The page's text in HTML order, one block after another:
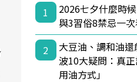
1
2026七夕什麼時
與3習俗8禁忌一
2
大豆油、調和油
波10大疑問：真
用油方式」